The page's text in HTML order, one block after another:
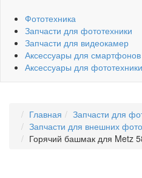
Фототехника
Запчасти для фототехники
Запчасти для видеокамер
Аксессуары для
Аксессуары для фототехники
Главная
Запчасти для
Запчасти для внешних
Горячий башмак для Metz